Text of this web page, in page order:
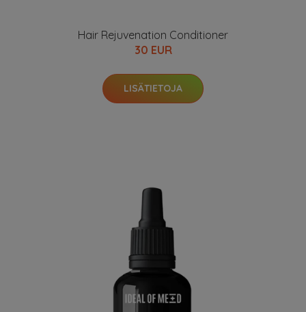
Hair Rejuvenation Conditioner
30 EUR
LISÄTIETOJA